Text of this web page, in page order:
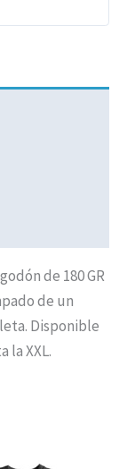
de 180 GR
de un
Disponible
la XXL.